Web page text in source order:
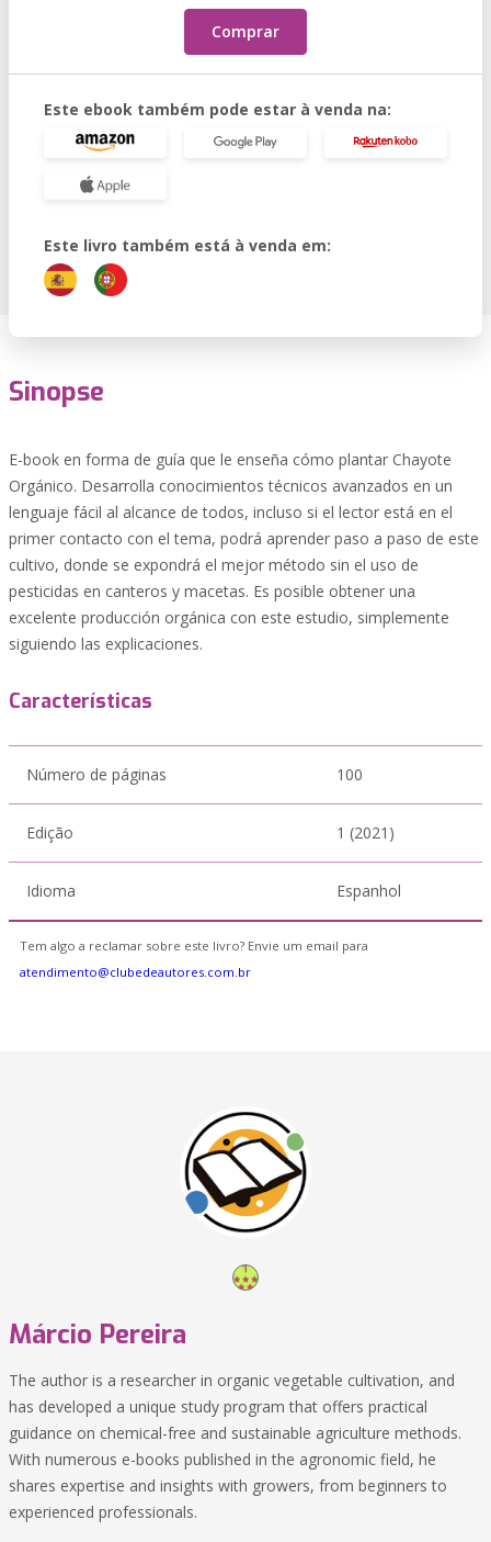
Comprar
Este ebook também pode estar à venda na:
Este livro também está à venda em:
Sinopse
E-book en forma de guía que le enseña cómo plantar Chayote
Orgánico. Desarrolla conocimientos técnicos avanzados en un
lenguaje fácil al alcance de todos, incluso si el lector está en el
primer contacto con el tema, podrá aprender paso a paso de este
cultivo, donde se expondrá el mejor método sin el uso de
pesticidas en canteros y macetas. Es posible obtener una
excelente producción orgánica con este estudio, simplemente
siguiendo las explicaciones.
Características
Número de páginas 100
Edição 1 (2021)
Idioma Espanhol
Tem algo a reclamar sobre este livro? Envie um email para
atendimento@clubedeautores.com.br
Márcio Pereira
The author is a researcher in organic vegetable cultivation, and
has developed a unique study program that offers practical
guidance on chemical-free and sustainable agriculture methods.
With numerous e-books published in the agronomic field, he
shares expertise and insights with growers, from beginners to
experienced professionals.